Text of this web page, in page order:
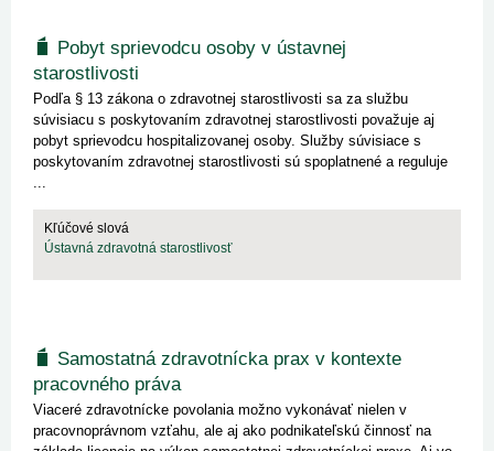
Pobyt sprievodcu osoby v ústavnej
starostlivosti
Podľa § 13 zákona o zdravotnej starostlivosti sa za službu
súvisiacu s poskytovaním zdravotnej starostlivosti považuje aj
pobyt sprievodcu hospitalizovanej osoby. Služby súvisiace s
poskytovaním zdravotnej starostlivosti sú spoplatnené a reguluje
...
Kľúčové slová
Ústavná zdravotná starostlivosť
Samostatná zdravotnícka prax v kontexte
pracovného práva
Viaceré zdravotnícke povolania možno vykonávať nielen v
pracovnoprávnom vzťahu, ale aj ako podnikateľskú činnosť na